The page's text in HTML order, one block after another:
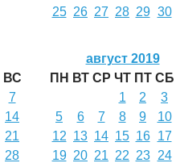
25 26 27 28 29 30
ВС
7
14
21
28
август 2019
ПН ВТ СР ЧТ ПТ СБ
1
2 3
5
6 7 8 9 10
12 13 14 15 16 17
19 20 21 22 23 24